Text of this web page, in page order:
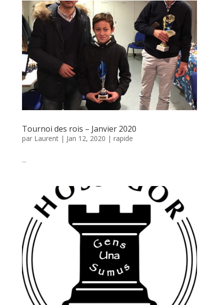
Tournoi des rois – Janvier 2020
par Laurent| Jan 12, 2020 | rapide
...